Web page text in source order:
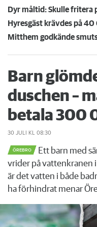
Barn
duschen –
betala 300
30 JULI KL 08:30
ÖREBRO
Ett barn med
vrider på vattenkranen
är det vatten i både
ha förhindrat menar